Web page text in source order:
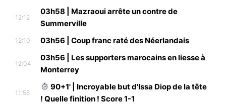
12:12
03h58 | Mazraoui arrête un contre de
Summerville
12:10 03h56 | Coup franc raté des Néerlandais
12:04
03h56 | Les supporters marocains en liesse à
Monterrey
11:55
90+1' | Incroyable but d'Issa Diop de la tête
! Quelle finition ! Score 1-1